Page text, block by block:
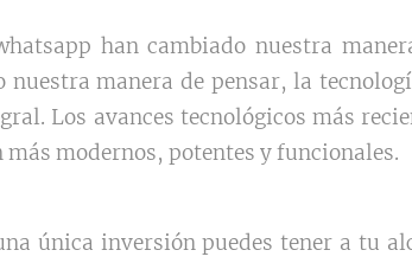
han cambiado nuestra
manera de pensar, la
Los avances tecnológicos más
más modernos, potentes y funcionales.
única inversión puedes tener a tu